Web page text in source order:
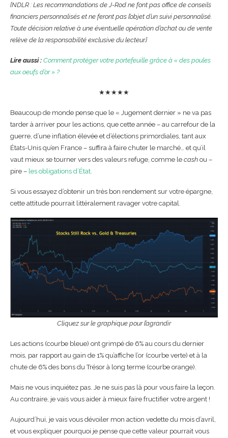
[NDLR : Les recommandations de J-Rod ne font pas office de conseils
financiers personnalisés et ne feront pas l’objet d’un suivi personnalisé.
Toute décision relative à une éventuelle opération d’achat ou de vente
relève de la responsabilité exclusive du lecteur.]
Lire aussi : Comment protéger votre portefeuille grâce à « des poules
aux oeufs d’or » ?
★★★★★
Beaucoup de monde pense que le « Jugement dernier » ne va pas
tarder à arriver pour les actions, que cette année – au carrefour de la
guerre, d’une inflation élevée et d’élections primordiales, tant aux
États-Unis qu’en France – suffira à faire chuter le marché… et qu’il
vaut mieux se tourner vers des valeurs refuge, comme le cash ou –
pire – les obligations d’État
Si vous essayez d’obtenir un très bon rendement sur votre épargne,
cette attitude pourrait littéralement ravager votre capital.
Cliquez sur le graphique pour l’agrandir
Les actions (courbe bleue) ont grimpé de 6% au cours du dernier
mois, par rapport au gain de 1% qu’affiche l’or (courbe verte) et à la
chute de 6% des bons du Trésor à long terme (courbe orange).
Mais ne vous inquiétez pas. Je ne suis pas là pour vous faire la leçon.
Au contraire, je vais vous aider à mieux faire fructifier votre argent !
Aujourd’hui, je vais vous dévoiler mon action vedette du mois d’avril,
et vous expliquer pourquoi je pense que cette valeur pourrait vous